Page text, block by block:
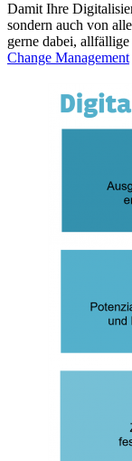
Damit Ihre
sondern auch von
gerne dabei,
Change Management